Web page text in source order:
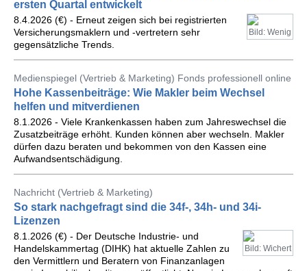
ersten Quartal entwickelt
Bild: Wenig
8.4.2026 (€) - Erneut zeigen sich bei registrierten
Versicherungsmaklern und -vertretern sehr
gegensätzliche Trends.
Medienspiegel (Vertrieb & Marketing) Fonds professionell online
Hohe Kassenbeiträge: Wie Makler beim Wechsel
helfen und mitverdienen
8.1.2026 - Viele Krankenkassen haben zum Jahreswechsel die
Zusatzbeiträge erhöht. Kunden können aber wechseln. Makler
dürfen dazu beraten und bekommen von den Kassen eine
Aufwandsentschädigung.
Nachricht (Vertrieb & Marketing)
So stark nachgefragt sind die 34f-, 34h- und 34i-
Lizenzen
Bild: Wichert
8.1.2026 (€) - Der Deutsche Industrie- und
Handelskammertag (DIHK) hat aktuelle Zahlen zu
den Vermittlern und Beratern von Finanzanlagen